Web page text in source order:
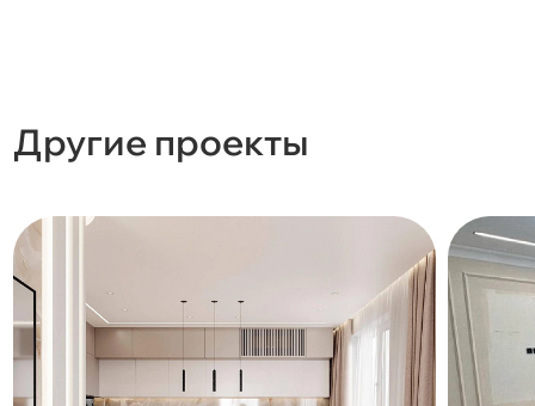
Другие проекты